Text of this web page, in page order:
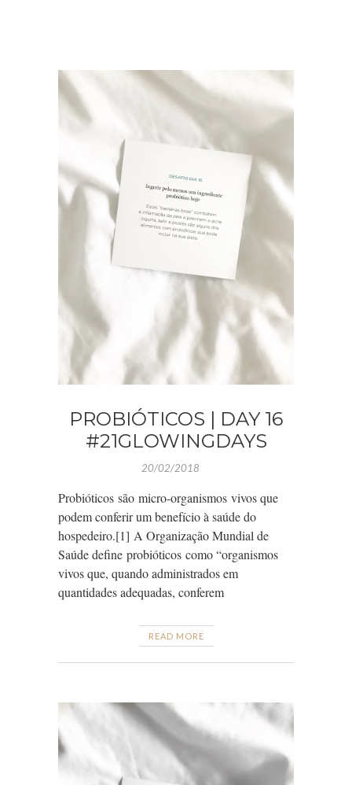
PROBIÓTICOS | DAY 16
#21GLOWINGDAYS
20/02/2018
Probióticos são micro-organismos vivos que
podem conferir um benefício à saúde do
hospedeiro.[1] A Organização Mundial de
Saúde define probióticos como “organismos
vivos que, quando administrados em
quantidades adequadas, conferem
READ MORE